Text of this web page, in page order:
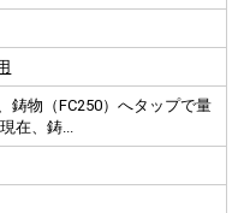
鋳物（FC250）へタップで量
在、鋳...